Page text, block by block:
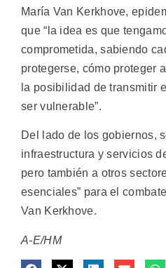
María Van Kerkhove,
que “la idea es que
comprometida, sabiendo
protegerse, cómo proteger
la posibilidad de transmitir
ser vulnerable”.
Del lado de los gobiernos,
infraestructura y servicios
pero también a otros
esenciales” para el
Van Kerkhove.
A-E/HM